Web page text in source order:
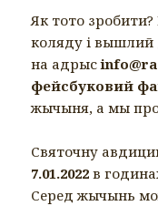
Як тото
коляду і
на адрыс
фейсбуковий
жычыня, а мы
Святочну
7.01.2022 в
Серед жычынь